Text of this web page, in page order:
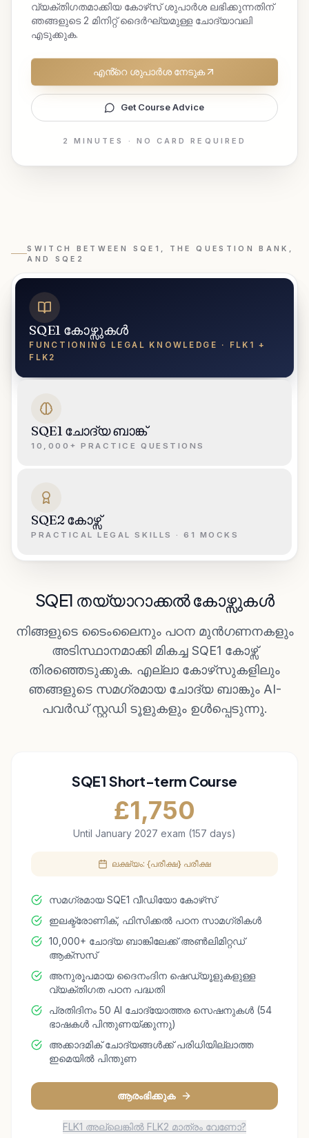
വ്യക്തിഗതമാക്കിയ കോഴ്‌സ് ശുപാർശ ലഭിക്കുന്നതിന്
ഞങ്ങളുടെ 2 മിനിറ്റ് ദൈർഘ്യമുള്ള ചോദ്യാവലി
എടുക്കുക.
എൻ്റെ ശുപാർശ നേടുക
Get Course Advice
2 MINUTES · NO CARD REQUIRED
SWITCH BETWEEN SQE1, THE QUESTION BANK,
AND SQE2
SQE1 കോഴ്സുകൾ
FUNCTIONING LEGAL KNOWLEDGE · FLK1 +
FLK2
SQE1 ചോദ്യ ബാങ്ക്
10,000+ PRACTICE QUESTIONS
SQE2 കോഴ്സ്
PRACTICAL LEGAL SKILLS · 61 MOCKS
SQE1 തയ്യാറാക്കൽ കോഴ്സുകൾ
നിങ്ങളുടെ ടൈംലൈനും പഠന മുൻഗണനകളും
അടിസ്ഥാനമാക്കി മികച്ച SQE1 കോഴ്സ്
തിരഞ്ഞെടുക്കുക. എല്ലാ കോഴ്‌സുകളിലും
ഞങ്ങളുടെ സമഗ്രമായ ചോദ്യ ബാങ്കും AI-
പവർഡ് സ്റ്റഡി ടൂളുകളും ഉൾപ്പെടുന്നു.
SQE1 Short-term Course
£1,750
Until January 2027 exam (157 days)
ലക്ഷ്യം: {പരീക്ഷ} പരീക്ഷ
സമഗ്രമായ SQE1 വീഡിയോ കോഴ്‌സ്
ഇലക്ട്രോണിക്, ഫിസിക്കൽ പഠന സാമഗ്രികൾ
10,000+ ചോദ്യ ബാങ്കിലേക്ക് അൺലിമിറ്റഡ്
ആക്സസ്
അനുരൂപമായ ദൈനംദിന ഷെഡ്യൂളുകളുള്ള
വ്യക്തിഗത പഠന പദ്ധതി
പ്രതിദിനം 50 AI ചോദ്യോത്തര സെഷനുകൾ (54
ഭാഷകൾ പിന്തുണയ്ക്കുന്നു)
അക്കാദമിക് ചോദ്യങ്ങൾക്ക് പരിധിയില്ലാത്ത
ഇമെയിൽ പിന്തുണ
ആരംഭിക്കുക
FLK1 അല്ലെങ്കിൽ FLK2 മാത്രം വേണോ?